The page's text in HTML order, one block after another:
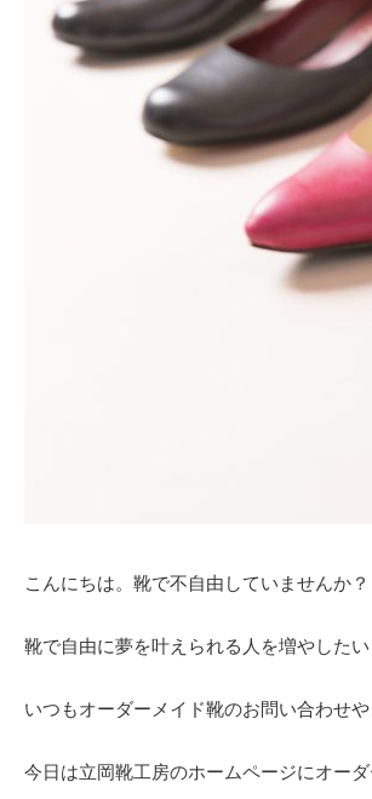
こんにちは。靴で不自由していませんか？
靴で自由に夢を叶えられる人を増やしたい
いつもオーダーメイド靴のお問い合わせ
今日は立岡靴工房のホームページにオー